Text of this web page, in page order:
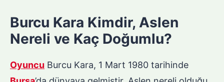
Burcu Kara Kimdir, Aslen
Nereli ve Kaç Doğumlu?
Oyuncu Burcu Kara, 1 Mart 1980 tarihinde